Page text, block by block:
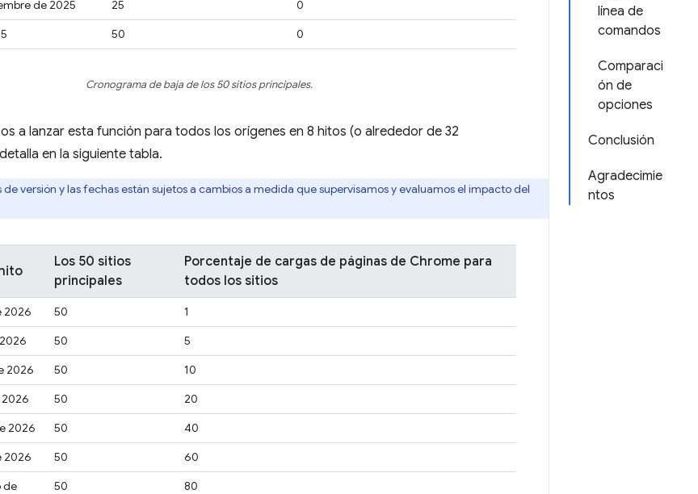
línea de
comandos
Comparaci
ón de
opciones
Conclusión
Agradecimie
ntos
de 2025 25
0
50 0
Cronograma de baja de los 50 sitios principales.
a lanzar esta función para todos los orígenes en 8 hitos (o alrededor de 32
en la siguiente tabla.
de versión y las fechas están sujetos a cambios a medida que supervisamos y evaluamos el impacto del
Los 50 sitios
principales
Porcentaje de cargas de páginas de Chrome para
todos los sitios
2026 50
1
50
5
2026 50
10
2026 50
20
2026 50
40
2026 50
60
de
50 80